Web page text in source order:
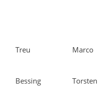
Treu Marco
Bessing Torsten